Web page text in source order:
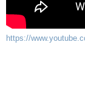
https://